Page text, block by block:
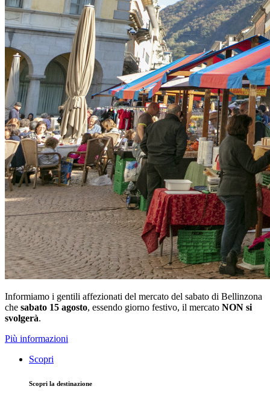
Informiamo i gentili affezionati del mercato del sabato di Bellinzona
che sabato 15 agosto, essendo giorno festivo, il mercato NON si
svolgerà.
Più informazioni
Scopri
Scopri la destinazione